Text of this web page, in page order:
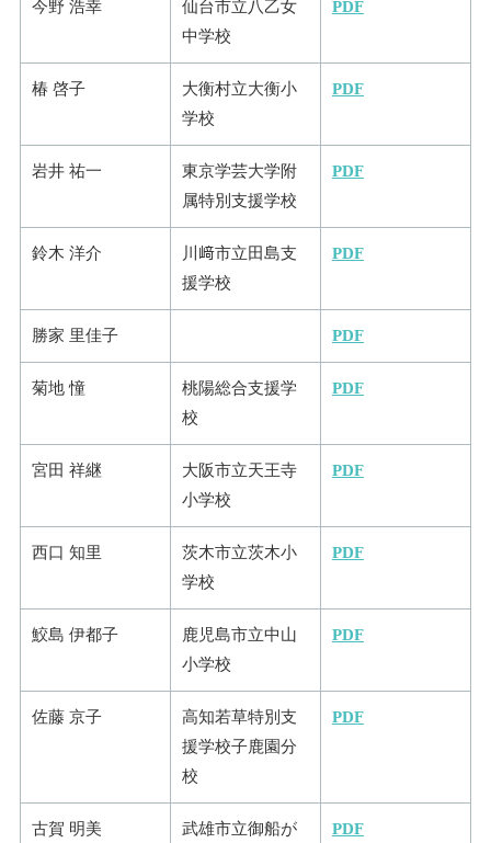
今野 浩幸
仙台市立八乙女
中学校
PDF
椿 啓子
大衡村立大衡小
学校
PDF
岩井 祐一
東京学芸大学附
属特別支援学校
PDF
鈴木 洋介
川﨑市立田島支
援学校
PDF
勝家 里佳子 PDF
菊地 憧
桃陽総合支援学
校
PDF
宮田 祥継
大阪市立天王寺
小学校
PDF
西口 知里
茨木市立茨木小
学校
PDF
鮫島 伊都子
鹿児島市立中山
小学校
PDF
佐藤 京子
高知若草特別支
援学校子鹿園分
校
PDF
古賀 明美
武雄市立御船が
PDF